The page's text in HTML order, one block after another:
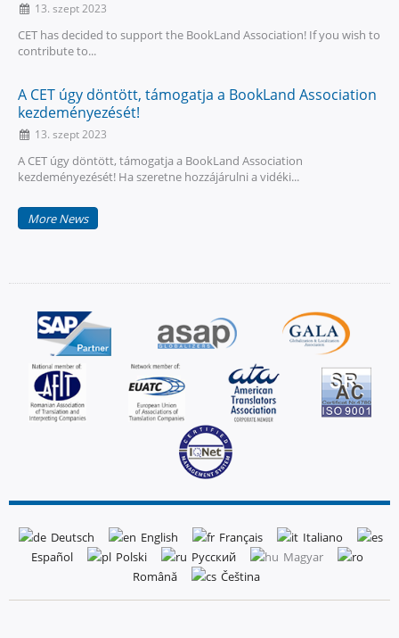
13. szept 2023
CET has decided to support the BookLand Association! If you wish to
contribute to...
A CET úgy döntött, támogatja a BookLand Association
kezdeményezését!
13. szept 2023
A CET úgy döntött, támogatja a BookLand Association
kezdeményezését! Ha szeretne hozzájárulni a vidéki...
More News
Deutsch English Français
Italiano
Español
Polski Русский
Magyar
Română
Čeština